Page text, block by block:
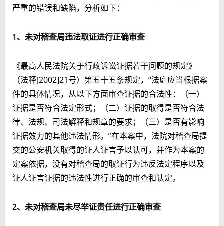
严重的错误和缺陷，分析如下：
1、未对稽查局违法取证进行正确审查
《最高人民法院关于行政诉讼证据若干问题的规定》
（法释[2002]21号）第五十五条规定，“法庭应当根据案
件的具体情况，从以下方面审查证据的合法性：（一）
证据是否符合法定形式；（二）证据的取得是否符合法
律、法规、司法解释和规章的要求；（三）是否有影响
证据效力的其他违法情形。”在本案中，法院对稽查局提
交的公安机关取得的证人证言予以认可，并作为本案的
定案依据，没有对稽查局的取证行为违反法定程序以及
证人证言证据的违法性进行正确的审查和认定。
2、未对稽查局未尽举证责任进行正确审查